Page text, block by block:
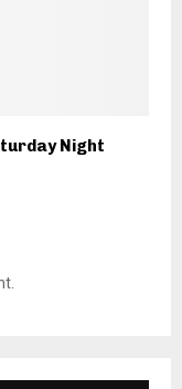
Night